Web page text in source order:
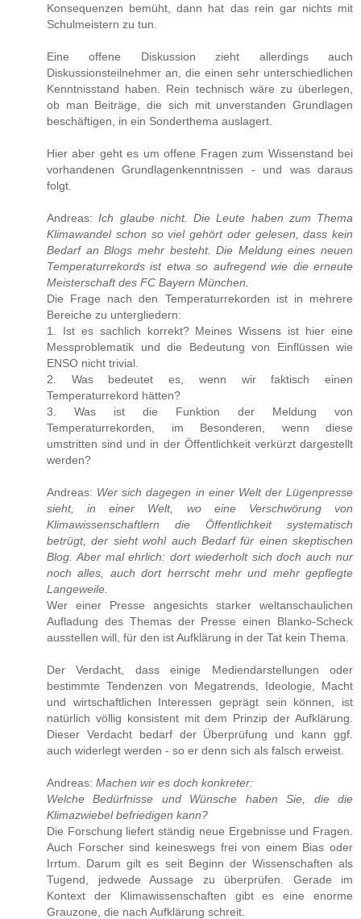
Konsequenzen bemüht, dann hat das rein gar nichts mit
Schulmeistern zu tun.
Eine offene Diskussion zieht allerdings auch
Diskussionsteilnehmer an, die einen sehr unterschiedlichen
Kenntnisstand haben. Rein technisch wäre zu überlegen,
ob man Beiträge, die sich mit unverstanden Grundlagen
beschäftigen, in ein Sonderthema auslagert.
Hier aber geht es um offene Fragen zum Wissenstand bei
vorhandenen Grundlagenkenntnissen - und was daraus
folgt.
Andreas:Ich glaube nicht. Die Leute haben zum Thema
Klimawandel schon so viel gehört oder gelesen, dass kein
Bedarf an Blogs mehr besteht. Die Meldung eines neuen
Temperaturrekords ist etwa so aufregend wie die erneute
Meisterschaft des FC Bayern München.
Die Frage nach den Temperaturrekorden ist in mehrere
Bereiche zu untergliedern:
1. Ist es sachlich korrekt? Meines Wissens ist hier eine
Messproblematik und die Bedeutung von Einflüssen wie
ENSO nicht trivial.
2. Was bedeutet es, wenn wir faktisch einen
Temperaturrekord hätten?
3. Was ist die Funktion der Meldung von
Temperaturrekorden, im Besonderen, wenn diese
umstritten sind und in der Öffentlichkeit verkürzt dargestellt
werden?
Andreas: Wer sich dagegen in einer Welt der Lügenpresse
sieht, in einer Welt, wo eine Verschwörung von
Klimawissenschaftlern die Öffentlichkeit systematisch
betrügt, der sieht wohl auch Bedarf für einen skeptischen
Blog. Aber mal ehrlich: dort wiederholt sich doch auch nur
noch alles, auch dort herrscht mehr und mehr gepflegte
Langeweile.
Wer einer Presse angesichts starker weltanschaulichen
Aufladung des Themas der Presse einen Blanko-Scheck
ausstellen will, für den ist Aufklärung in der Tat kein Thema.
Der Verdacht, dass einige Mediendarstellungen oder
bestimmte Tendenzen von Megatrends, Ideologie, Macht
und wirtschaftlichen Interessen geprägt sein können, ist
natürlich völlig konsistent mit dem Prinzip der Aufklärung.
Dieser Verdacht bedarf der Überprüfung und kann ggf.
auch widerlegt werden - so er denn sich als falsch erweist.
Andreas: Machen wir es doch konkreter:
Welche Bedürfnisse und Wünsche haben Sie, die die
Klimazwiebel befriedigen kann?
Die Forschung liefert ständig neue Ergebnisse und Fragen.
Auch Forscher sind keineswegs frei von einem Bias oder
Irrtum. Darum gilt es seit Beginn der Wissenschaften als
Tugend, jedwede Aussage zu überprüfen. Gerade im
Kontext der Klimawissenschaften gibt es eine enorme
Grauzone, die nach Aufklärung schreit.